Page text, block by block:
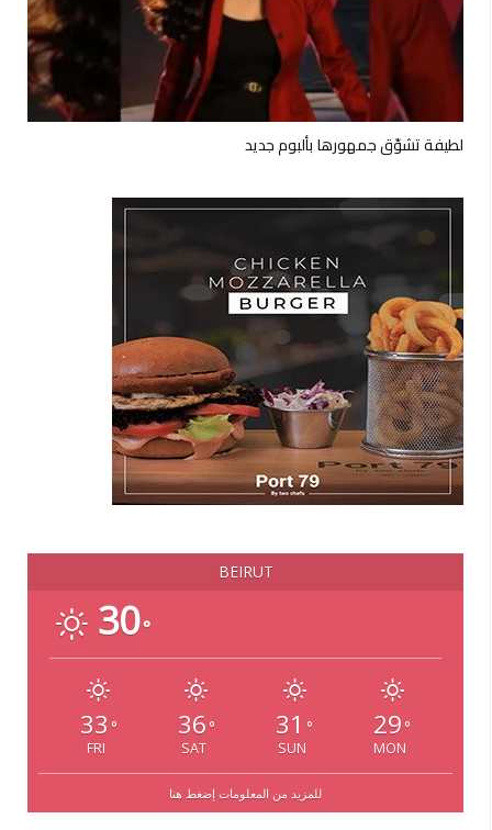
لطيفة تشوّق جمهورها بألبوم جديد
BEIRUT
30°
33 °
FRI
36 °
SAT
31 °
SUN
29 °
MON
للمزيد من المعلومات إضغط هنا